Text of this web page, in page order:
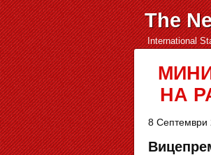
International
The
НА
8 Септември